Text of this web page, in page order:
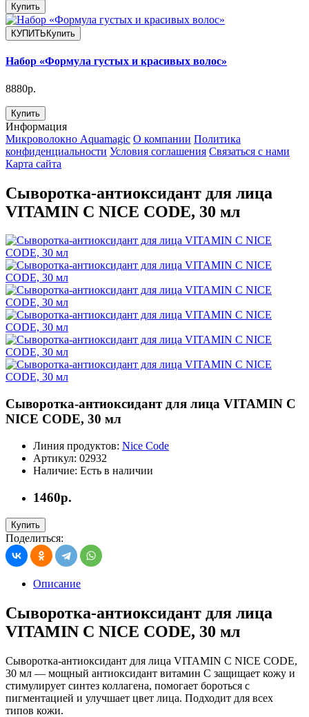
Купить
КУПИТЬ Купить
Набор «Формула густых и красивых волос»
8880р.
Купить
Информация
Микроволокно Aquamagic О компании Политика
конфиденциальности Условия соглашения Связаться с нами
Карта сайта
Сыворотка-антиоксидант для лица
VITAMIN C NICE CODE, 30 мл
Сыворотка-антиоксидант для лица VITAMIN C
NICE CODE, 30 мл
Линия продуктов: Nice Code
Артикул: 02932
Наличие: Есть в наличии
1460р.
Купить
Поделиться:
Описание
Сыворотка-антиоксидант для лица
VITAMIN C NICE CODE, 30 мл
Сыворотка-антиоксидант для лица VITAMIN C NICE CODE,
30 мл — мощный антиоксидант витамин С защищает кожу и
стимулирует синтез коллагена, помогает бороться с
пигментацией и улучшает цвет лица. Подходит для всех
типов кожи.